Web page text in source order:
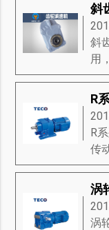
斜
用
R
传
涡